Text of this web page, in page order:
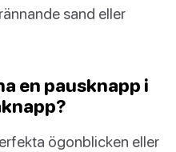
sand eller
en pausknapp i
ögonblicken eller